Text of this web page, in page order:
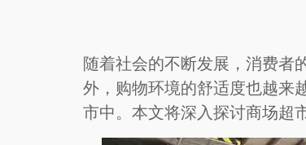
随着社会的不断发展，消费者
外，购物环境的舒适度也越来
市中。本文将深入探讨商场超